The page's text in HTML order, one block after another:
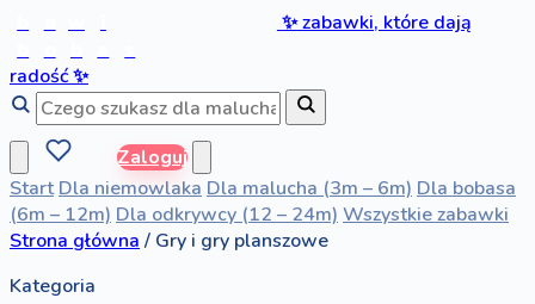
✨zabawki, które dają
radość✨
Zaloguj
Start Dla niemowlaka Dla malucha (3m – 6m) Dla bobasa
(6m – 12m) Dla odkrywcy (12 – 24m) Wszystkie zabawki
Strona główna / Gry i gry planszowe
Kategoria